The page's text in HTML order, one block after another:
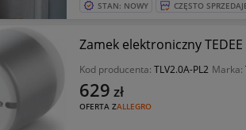
STAN: NOWY CZĘSTO
Zamek elektroniczny TEDEE
Kod producenta: TLV2.0A-PL2 Marka:
OFERTA ZALLEGRO
629 zł